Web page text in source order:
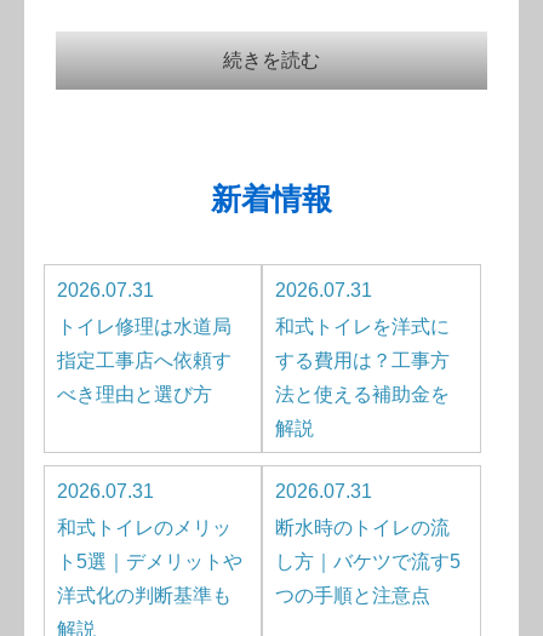
続きを読む
新着情報
2026.07.31
トイレ修理は水道局
指定工事店へ依頼す
べき理由と選び方
2026.07.31
和式トイレを洋式に
する費用は？工事方
法と使える補助金を
解説
2026.07.31
和式トイレのメリッ
ト5選｜デメリットや
洋式化の判断基準も
解説
2026.07.31
断水時のトイレの流
し方｜バケツで流す5
つの手順と注意点